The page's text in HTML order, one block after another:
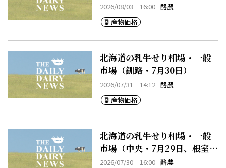
2026/08/03 16:00 酪農
副産物価格
北海道の乳牛せり相場・一般
市場（釧路・7月30日）
2026/07/31 14:12 酪農
副産物価格
北海道の乳牛せり相場・一般
市場（中央・7月29日、根室・
7月29日）
2026/07/30 16:00 酪農